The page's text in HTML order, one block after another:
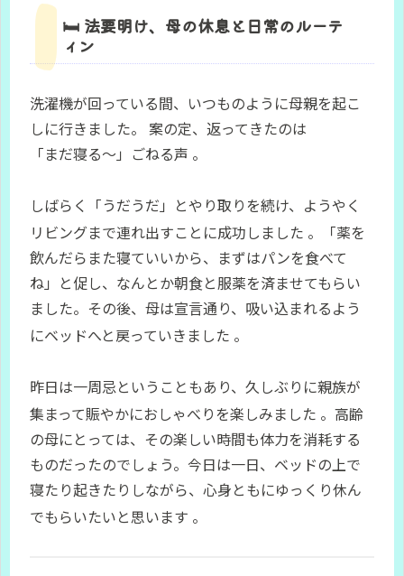
🛏️ 法要明け、母の休息と日常のルーテ
ィン
洗濯機が回っている間、いつものように母親を起こ
しに行きました。 案の定、返ってきたのは
「まだ寝る～」ごねる声 。
しばらく「うだうだ」とやり取りを続け、ようやく
リビングまで連れ出すことに成功しました 。「薬を
飲んだらまた寝ていいから、まずはパンを食べて
ね」と促し、なんとか朝食と服薬を済ませてもらい
ました。その後、母は宣言通り、吸い込まれるよう
にベッドへと戻っていきました 。
昨日は一周忌ということもあり、久しぶりに親族が
集まって賑やかにおしゃべりを楽しみました 。高齢
の母にとっては、その楽しい時間も体力を消耗する
ものだったのでしょう。今日は一日、ベッドの上で
寝たり起きたりしながら、心身ともにゆっくり休ん
でもらいたいと思います 。